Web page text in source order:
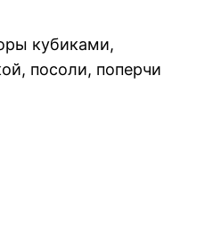
кубиками,
посоли, поперчи